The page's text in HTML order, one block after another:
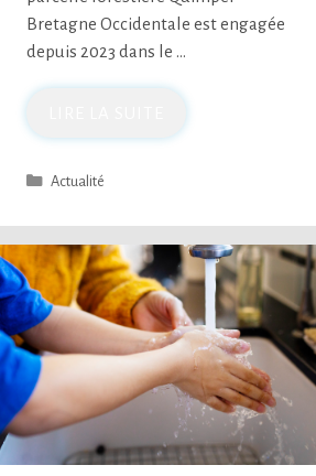
Bretagne Occidentale est engagée
depuis 2023 dans le …
Actualité